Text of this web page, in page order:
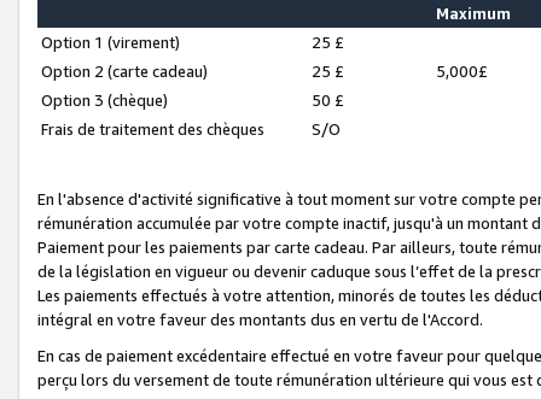
Maximum
Option 1 (virement)
25 £
Option 2 (carte cadeau)
25 £
5,000£
Option 3 (chèque)
50 £
Frais de traitement des chèques
S/O
En l'absence d'activité significative à tout moment sur votre compte
rémunération accumulée par votre compte inactif, jusqu'à un montant
Paiement pour les paiements par carte cadeau. Par ailleurs, toute
de la législation en vigueur ou devenir caduque sous l’effet de la
Les paiements effectués à votre attention, minorés de toutes les
intégral en votre faveur des montants dus en vertu de l'Accord.
En cas de paiement excédentaire effectué en votre faveur pour
perçu lors du versement de toute rémunération ultérieure qui vous est